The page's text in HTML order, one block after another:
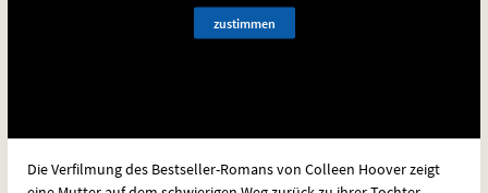
zustimmen
Die Verfilmung des Bestseller-Romans von Colleen Hoover zeigt